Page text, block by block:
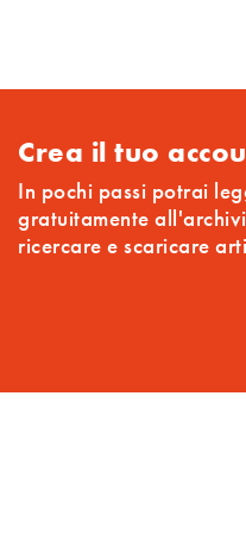
Crea il tuo
In pochi passi potrai
gratuitamente
ricercare e scaricare